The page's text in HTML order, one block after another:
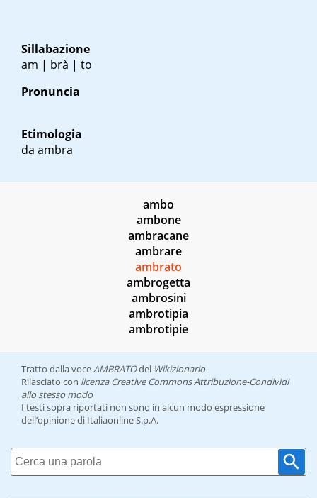
Sillabazione
am | brà | to
Pronuncia
Etimologia
da ambra
ambo
ambone
ambracane
ambrare
ambrato
ambrogetta
ambrosini
ambrotipia
ambrotipie
Tratto dalla voceAMBRATOdel Wikizionario
Rilasciato con licenza Creative Commons Attribuzione-Condividi
allo stesso modo
I testi sopra riportati non sono in alcun modo espressione
dell’opinione di Italiaonline S.p.A.